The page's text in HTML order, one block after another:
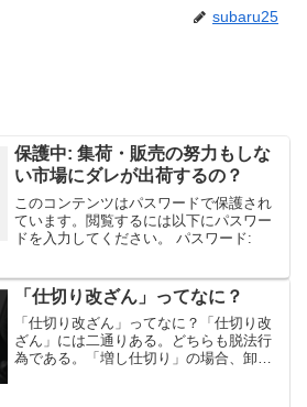
subaru25
保護中: 集荷・販売の努力もしな
い市場にダレが出荷するの？
このコンテンツはパスワードで保護され
ています。閲覧するには以下にパスワー
ドを入力してください。 パスワード:
「仕切り改ざん」ってなに？
「仕切り改ざん」ってなに？「仕切り改
ざん」には二通りある。どちらも脱法行
為である。「増し仕切り」の場合、卸が